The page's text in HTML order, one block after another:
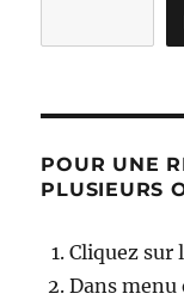
POUR UNE
PLUSIEURS
Cliquez sur
Dans menu